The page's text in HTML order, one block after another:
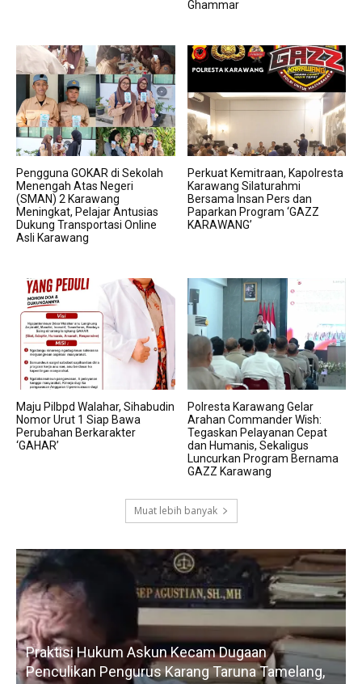
Ghammar
Pengguna GOKAR di Sekolah
Menengah Atas Negeri
(SMAN) 2 Karawang
Meningkat, Pelajar Antusias
Dukung Transportasi Online
Asli Karawang
Perkuat Kemitraan, Kapolresta
Karawang Silaturahmi
Bersama Insan Pers dan
Paparkan Program ‘GAZZ
KARAWANG’
Maju Pilbpd Walahar, Sihabudin
Nomor Urut 1 Siap Bawa
Perubahan Berkarakter
‘GAHAR’
Polresta Karawang Gelar
Arahan Commander Wish:
Tegaskan Pelayanan Cepat
dan Humanis, Sekaligus
Luncurkan Program Bernama
GAZZ Karawang
Muat lebih banyak
Praktisi Hukum Askun Kecam Dugaan
Penculikan Pengurus Karang Taruna Tamelang,